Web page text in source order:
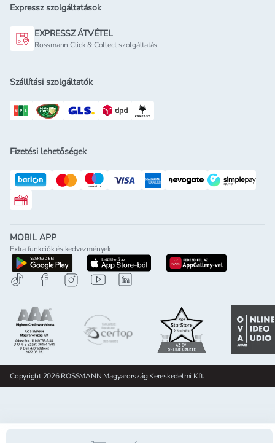
Expressz szolgáltatások
EXPRESSZ ÁTVÉTEL
Rossmann Click & Collect szolgáltatás
Szállítási szolgáltatók
Fizetési lehetőségek
Rossmann ajándékkártya
MOBIL APP
Extra funkciók és kedvezmények
letöltés a google-play-rölletöltés az app-store-ból
letöltés
Copyright 2026 ROSSMANN Magyarország Kereskedelmi Kft.